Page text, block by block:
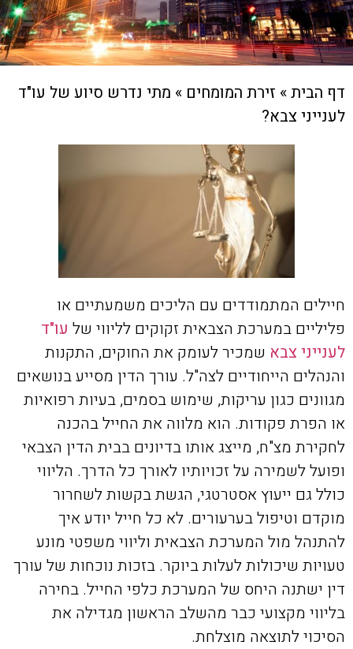
דף הבית» זירת המומחים » מתי נדרש סיוע של עו"ד
לענייני צבא?
חיילים המתמודדים עם הליכים משמעתיים או
פליליים במערכת הצבאית זקוקים לליווי של עו"ד
לענייני צבא שמכיר לעומק את החוקים, התקנות
והנהלים הייחודיים לצה"ל. עורך הדין מסייע בנושאים
מגוונים כגון עריקות, שימוש בסמים, בעיות רפואיות
או הפרת פקודות. הוא מלווה את החייל בהכנה
לחקירת מצ"ח, מייצג אותו בדיונים בבית הדין הצבאי
ופועל לשמירה על זכויותיו לאורך כל הדרך. הליווי
כולל גם ייעוץ אסטרטגי, הגשת בקשות לשחרור
מוקדם וטיפול בערעורים. לא כל חייל יודע איך
להתנהל מול המערכת הצבאית וליווי משפטי מונע
טעויות שיכולות לעלות ביוקר. בזכות נוכחות של עורך
דין ישתנה היחס של המערכת כלפי החייל. בחירה
בליווי מקצועי כבר מהשלב הראשון מגדילה את
הסיכוי לתוצאה מוצלחת.